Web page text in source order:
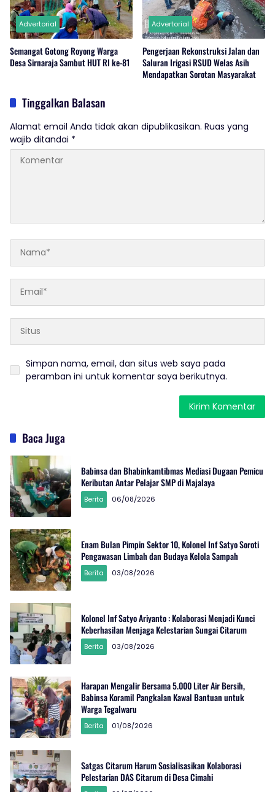
Advertorial
Semangat Gotong Royong Warga
Desa Sirnaraja Sambut HUT RI ke-81
Advertorial
Pengerjaan Rekonstruksi Jalan dan
Saluran Irigasi RSUD Welas Asih
Mendapatkan Sorotan Masyarakat
Tinggalkan Balasan
Alamat email Anda tidak akan dipublikasikan. Ruas yang
wajib ditandai *
Simpan nama, email, dan situs web saya pada
peramban ini untuk komentar saya berikutnya.
Baca Juga
Babinsa dan Bhabinkamtibmas Mediasi Dugaan Pemicu
Keributan Antar Pelajar SMP di Majalaya
Berita 06/08/2026
Enam Bulan Pimpin Sektor 10, Kolonel Inf Satyo Soroti
Pengawasan Limbah dan Budaya Kelola Sampah
Berita 03/08/2026
Kolonel Inf Satyo Ariyanto : Kolaborasi Menjadi Kunci
Keberhasilan Menjaga Kelestarian Sungai Citarum
Berita 03/08/2026
Harapan Mengalir Bersama 5.000 Liter Air Bersih,
Babinsa Koramil Pangkalan Kawal Bantuan untuk
Warga Tegalwaru
Berita 01/08/2026
Satgas Citarum Harum Sosialisasikan Kolaborasi
Pelestarian DAS Citarum di Desa Cimahi